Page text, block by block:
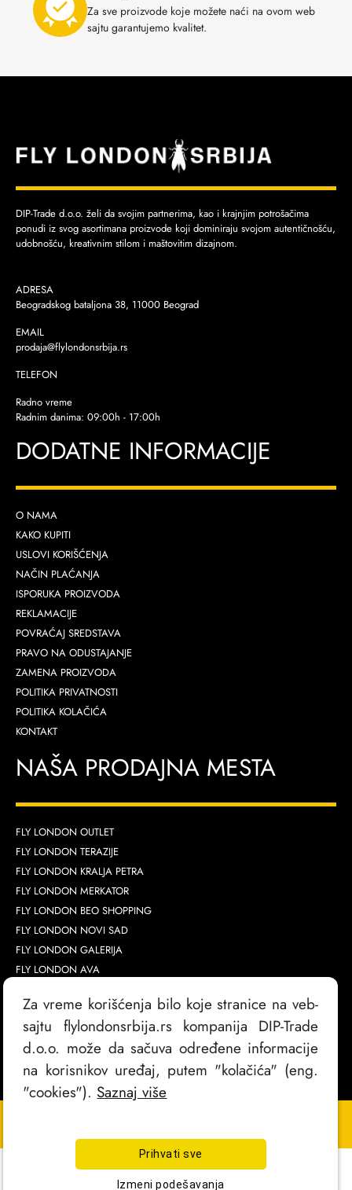
Za sve proizvode koje možete naći na ovom web
sajtu garantujemo kvalitet.
DIP-Trade d.o.o. želi da svojim partnerima, kao i krajnjim potrošačima
ponudi iz svog asortimana proizvode koji dominiraju svojom autentičnošću,
udobnošću, kreativnim stilom i maštovitim dizajnom.
ADRESA
Beogradskog bataljona 38, 11000 Beograd
EMAIL
prodaja@flylondonsrbija.rs
TELEFON
Radno vreme
Radnim danima: 09:00h - 17:00h
DODATNE INFORMACIJE
O NAMA
KAKO KUPITI
USLOVI KORIŠĆENJA
NAČIN PLAĆANJA
ISPORUKA PROIZVODA
REKLAMACIJE
POVRAĆAJ SREDSTAVA
PRAVO NA ODUSTAJANJE
ZAMENA PROIZVODA
POLITIKA PRIVATNOSTI
POLITIKA KOLAČIĆA
KONTAKT
NAŠA PRODAJNA MESTA
FLY LONDON OUTLET
FLY LONDON TERAZIJE
FLY LONDON KRALJA PETRA
FLY LONDON MERKATOR
FLY LONDON BEO SHOPPING
FLY LONDON NOVI SAD
FLY LONDON GALERIJA
FLY LONDON AVA
Za vreme korišćenja bilo koje stranice na veb-
sajtu flylondonsrbija.rs kompanija DIP-Trade
d.o.o. može da sačuva određene informacije
na korisnikov uređaj, putem "kolačića" (eng.
"cookies"). Saznaj više
Prihvati sve
Izmeni podešavanja